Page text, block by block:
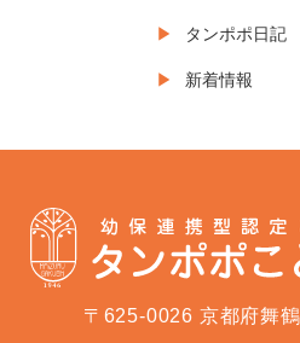
タンポポ日記
新着情報
〒625-0026 京都府舞